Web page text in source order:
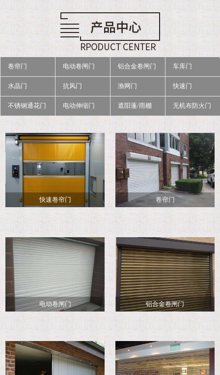
卷帘门 电动卷闸门 铝合金卷闸门 车库门
水晶门 抗风门 渔网门 快速门
不锈钢通花门 电动伸缩门 遮阳蓬/雨棚 无机布防火门
快速卷帘门 卷帘门
电动卷闸门 铝合金卷闸门